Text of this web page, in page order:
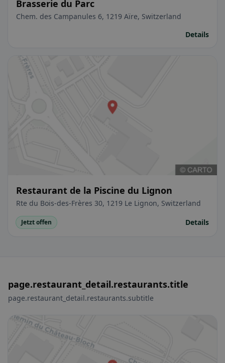
Brasserie du Parc
Chem. des Campanules 6, 1219 Aïre, Switzerland
Details
Restaurant de la Piscine du Lignon
Rte du Bois-des-Frères 30, 1219 Le Lignon, Switzerland
Jetzt offen Details
page.restaurant_detail.restaurants.title
page.restaurant_detail.restaurants.subtitle